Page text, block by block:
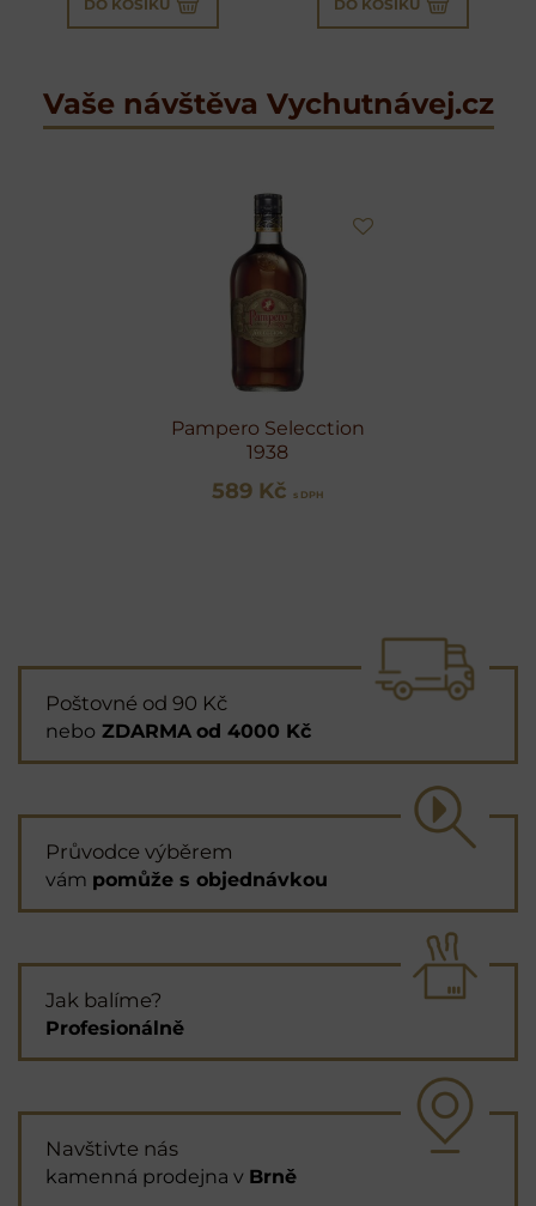
DO KOŠÍKU DO KOŠÍKU
Vaše návštěva Vychutnávej.cz
Pampero Selecction
1938
589 Kč s DPH
Poštovné od 90 Kč
nebo ZDARMA od 4000 Kč
Průvodce výběrem
vám pomůže s objednávkou
Jak balíme?
Profesionálně
Navštivte nás
kamenná prodejna v Brně